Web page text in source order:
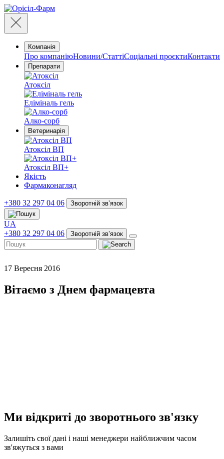
Компанія
Про компаніюНовини/СтаттіСоціальні проєктиКонтакти
Препарати
Атоксіл
Еліміналь гель
Алко-сорб
Ветеринарія
Атоксіл ВП
Атоксіл ВП+
Якість
Фармаконагляд
+380 32 297 04 06 Зворотній звʼязок
UA
+380 32 297 04 06
Зворотній звʼязок
17 Вересня 2016
Вітаємо з Днем фармацевта
Ми відкриті до зворотнього зв'язку
Залишіть свої дані і наші менеджери найближчим часом
зв'яжуться з вами